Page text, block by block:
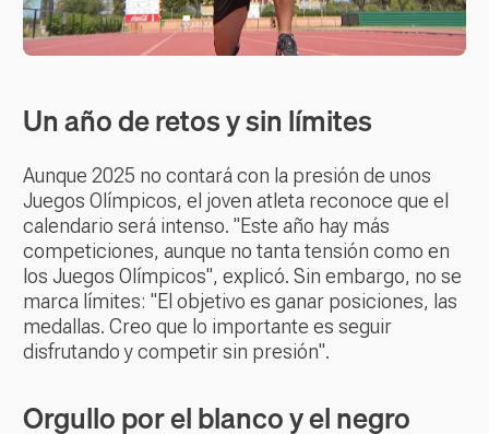
Un año de retos y sin límites
Aunque 2025 no contará con la presión de unos
Juegos Olímpicos, el joven atleta reconoce que el
calendario será intenso. "Este año hay más
competiciones, aunque no tanta tensión como en
los Juegos Olímpicos", explicó. Sin embargo, no se
marca límites: "El objetivo es ganar posiciones, las
medallas. Creo que lo importante es seguir
disfrutando y competir sin presión".
Orgullo por el blanco y el negro